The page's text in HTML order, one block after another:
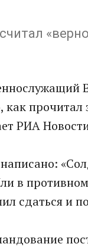
как
РИА
в
сдаться и